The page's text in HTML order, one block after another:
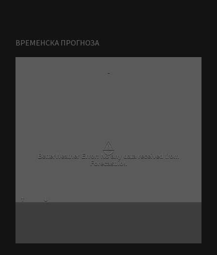
ВРЕМЕНСКА ПРОГНОЗА
-
⚠
BetterWeather Error: No any data received from
Forecast.io!.